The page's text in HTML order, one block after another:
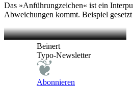
Das »Anführungzeichen« ist ein
Abweichungen kommt. Beispiel
Beinert
Typo-Newsletter
Abonnieren